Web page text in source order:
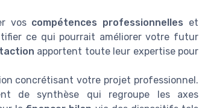
vos compétences professionnelles et
ce qui pourrait améliorer votre futur
apportent toute leur expertise pour
concrétisant votre projet professionnel.
de synthèse qui regroupe les axes